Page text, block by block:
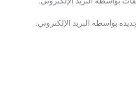
بواسطة البريد الإلكتروني.